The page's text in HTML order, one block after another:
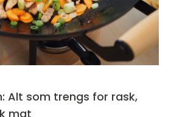
Alt som trengs for rask,
mat